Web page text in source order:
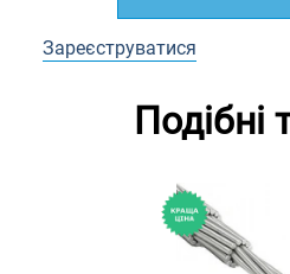
Зареєструватися
Подібні